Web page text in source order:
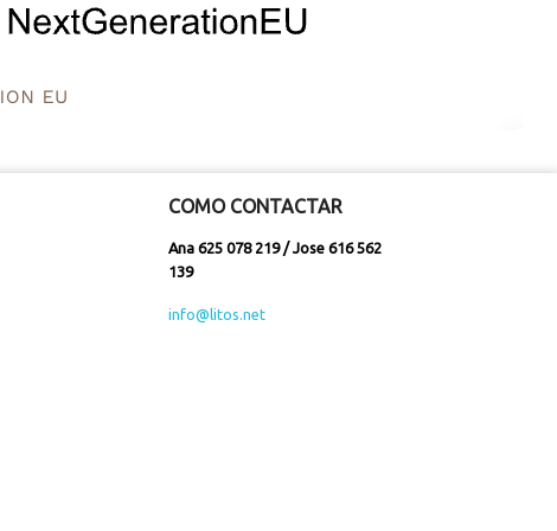
COMO CONTACTAR
Ana 625 078 219 / Jose 616 562
139
info@litos.net